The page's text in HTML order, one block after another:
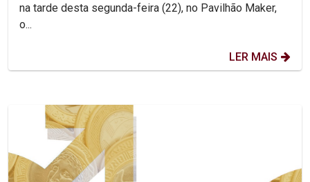
na tarde desta segunda-feira (22), no Pavilhão Maker,
o...
LER MAIS